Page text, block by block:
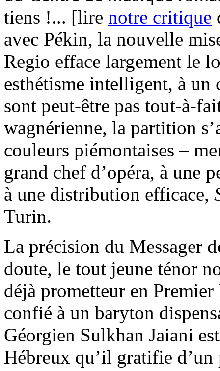
tiens !... [lire notre critique
avec Pékin, la nouvelle
Regio efface largement le
esthétisme intelligent, à un
sont peut-être pas tout-à-
wagnérienne, la partition
couleurs piémontaises –
grand chef d’opéra, à une
à une distribution efficace,
Turin.
La précision du Messager
doute, le tout jeune ténor
déjà prometteur en
confié à un baryton
Géorgien Sulkhan Jaiani
Hébreux qu’il gratifie d’un